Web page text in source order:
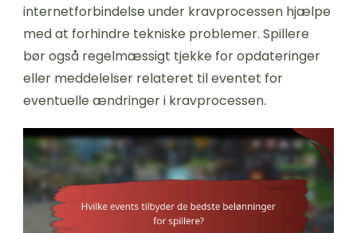
internetforbindelse under kravprocessen hjælpe
med at forhindre tekniske problemer. Spillere
bør også regelmæssigt tjekke for opdateringer
eller meddelelser relateret til eventet for
eventuelle ændringer i kravprocessen.